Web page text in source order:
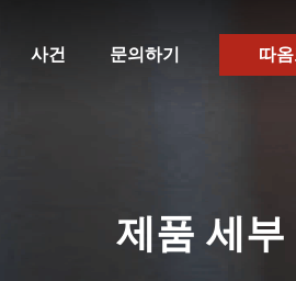
사건 문의하기 따
제품 세부